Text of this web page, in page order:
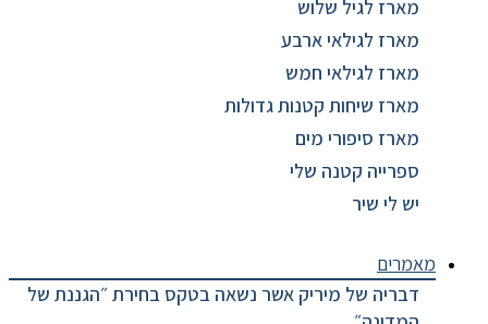
מארז לגיל שלוש
מארז לגילאי ארבע
מארז לגילאי חמש
מארז שיחות קטנות גדולות
מארז סיפורי מים
ספרייה קטנה שלי
יש לי שיר
דבריה של מיריק אשר נשאה בטקס בחירת ״הגננת של